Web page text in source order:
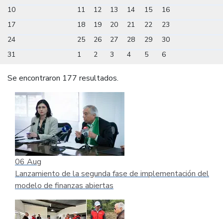
10
11 12 13 14 15
16
17
18 19 20 21 22
23
24
25 26 27 28 29
30
31
1 2 3 4 5 6
Se encontraron 177 resultados.
06 Aug
Lanzamiento de la segunda fase de implementación del
modelo de finanzas abiertas